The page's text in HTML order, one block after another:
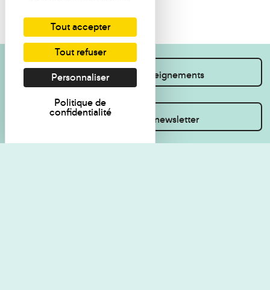
Je souhaite des renseignements
Inscrivez-vous à la newsletter
Tout accepter
Tout refuser
Personnaliser
Politique de
confidentialité